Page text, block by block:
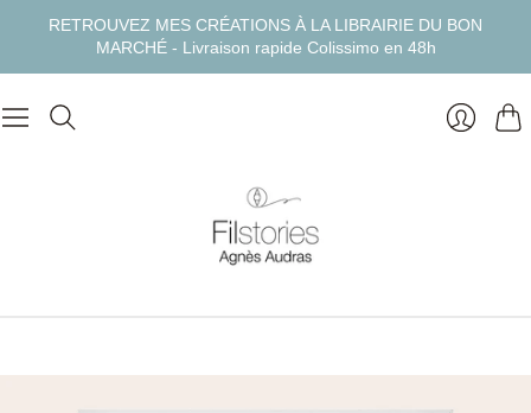
RETROUVEZ MES CRÉATIONS À LA LIBRAIRIE DU BON
MARCHÉ - Livraison rapide Colissimo en 48h